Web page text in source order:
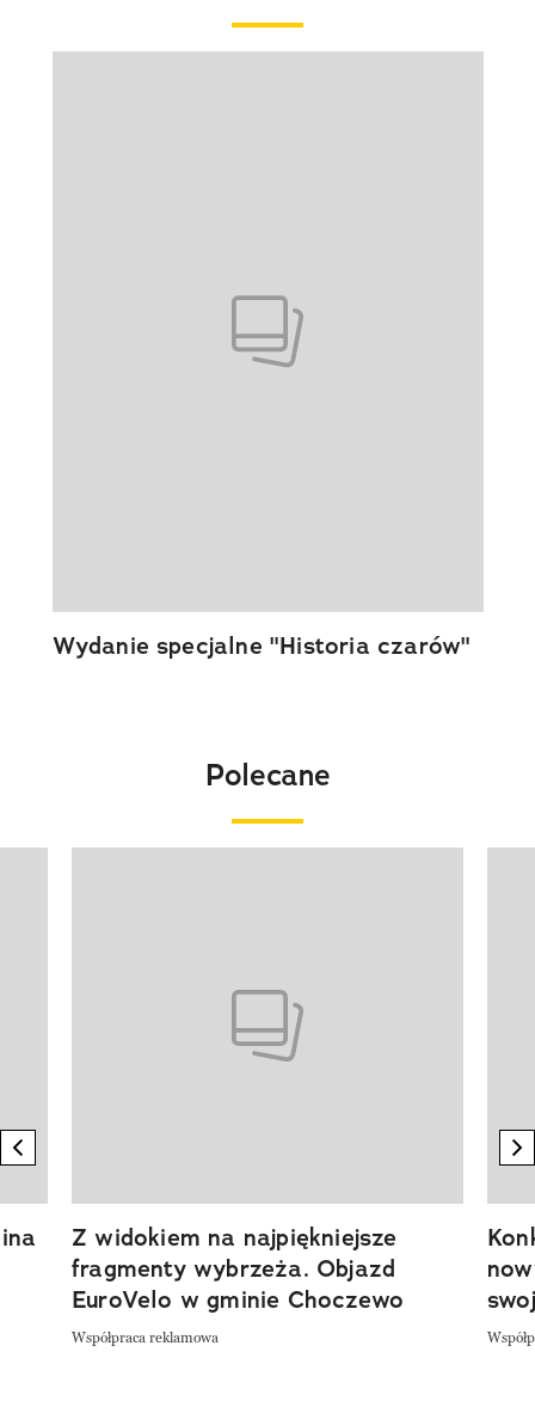
Wydanie specjalne "Historia czarów"
Polecane
previous element
Z widokiem na najpiękniejsze
fragmenty wybrzeża. Objazd
EuroVelo w gminie Choczewo
Współpraca reklamowa